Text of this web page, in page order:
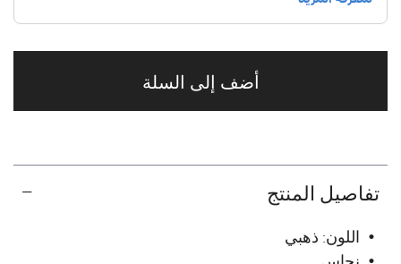
أضف إلى السلة
تفاصيل المنتج
• اللون: ذهبي